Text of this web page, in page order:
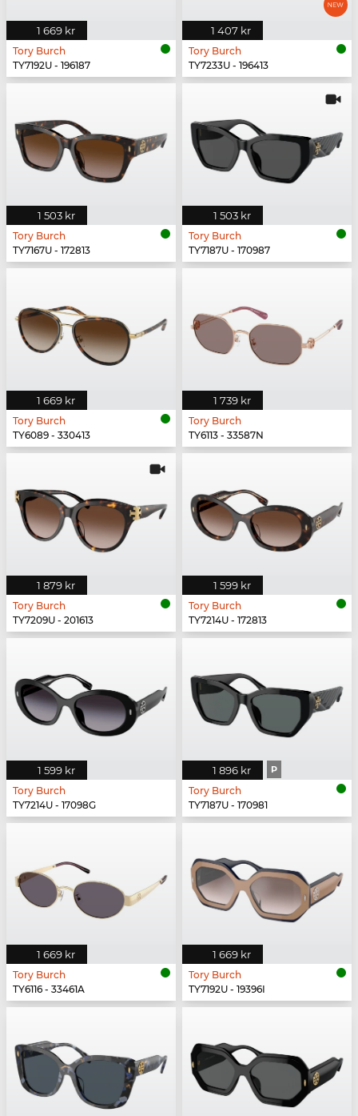
1 669 kr
Tory Burch
TY7192U - 196187
1 407 kr
Tory Burch
TY7233U - 196413
1 503 kr
Tory Burch
TY7167U - 172813
1 503 kr
Tory Burch
TY7187U - 170987
1 669 kr
Tory Burch
TY6089 - 330413
1 739 kr
Tory Burch
TY6113 - 33587N
1 879 kr
Tory Burch
TY7209U - 201613
1 599 kr
Tory Burch
TY7214U - 172813
1 599 kr
Tory Burch
TY7214U - 17098G
1 896 kr P
Tory Burch
TY7187U - 170981
1 669 kr
Tory Burch
TY6116 - 33461A
1 669 kr
Tory Burch
TY7192U - 19396I